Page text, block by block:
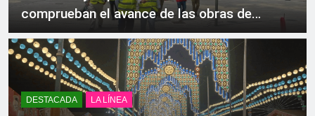
comprueban el avance de las obras de
Alcaidesa Marina Ocio y Shopping
DESTACADA LA LÍNEA